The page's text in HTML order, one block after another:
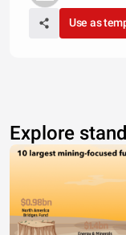
Use as
Explore